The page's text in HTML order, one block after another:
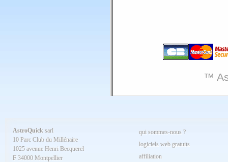
™
AstroQuick sarl
10 Parc Club du Millénaire
1025 avenue Henri Becquerel
F 34000 Montpellier
qui sommes-nous ?
logiciels web gratuits
affiliation